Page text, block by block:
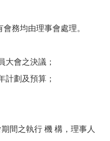
務均由理事會處理。
會之決議；
劃及預算；
間之執行 機 構，理事人